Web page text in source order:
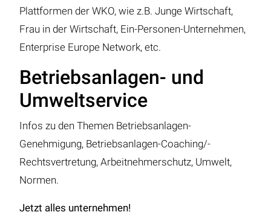
Plattformen der WKO, wie z.B. Junge Wirtschaft,
Frau in der Wirtschaft, Ein-Personen-Unternehmen,
Enterprise Europe Network, etc.
Betriebsanlagen- und
Umweltservice
Infos zu den Themen Betriebsanlagen-
Genehmigung, Betriebsanlagen-Coaching/-
Rechtsvertretung, Arbeitnehmerschutz, Umwelt,
Normen.
Jetzt alles unternehmen!